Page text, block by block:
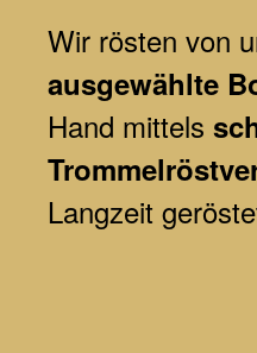
Wir rösten von
ausgewählte
Hand mittels
Langzeit